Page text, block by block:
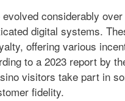
considerably
digital systems.
offering various
to a 2023 report by
visitors take part in
fidelity.